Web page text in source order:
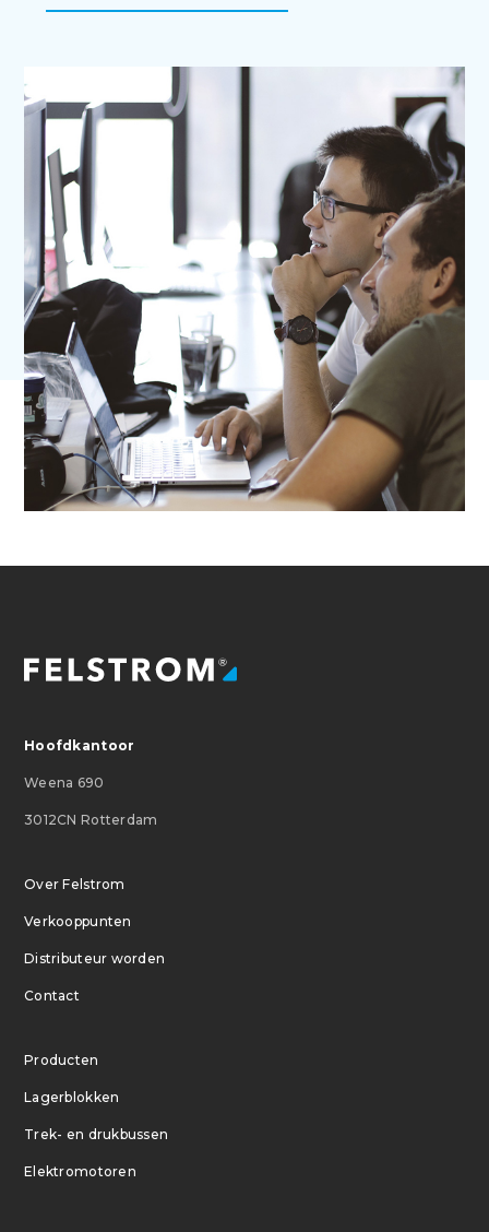
Hoofdkantoor
Weena 690
3012CN Rotterdam
Over Felstrom
Verkooppunten
Distributeur worden
Contact
Producten
Lagerblokken
Trek- en drukbussen
Elektromotoren